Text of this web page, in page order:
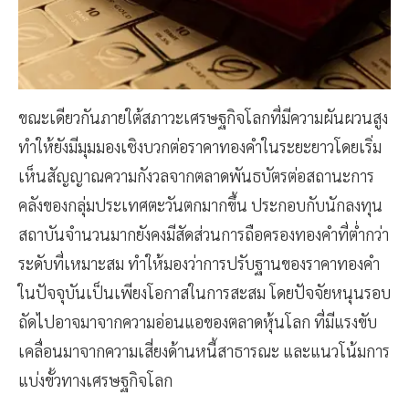
ขณะเดียวกันภายใต้สภาวะเศรษฐกิจโลกที่มีความผันผวนสูง
ทำให้ยังมีมุมมองเชิงบวกต่อราคาทองคำในระยะยาวโดยเริ่ม
เห็นสัญญาณความกังวลจากตลาดพันธบัตรต่อสถานะการ
คลังของกลุ่มประเทศตะวันตกมากขึ้น ประกอบกับนักลงทุน
สถาบันจำนวนมากยังคงมีสัดส่วนการถือครองทองคำที่ต่ำกว่า
ระดับที่เหมาะสม ทำให้มองว่าการปรับฐานของราคาทองคำ
ในปัจจุบันเป็นเพียงโอกาสในการสะสม โดยปัจจัยหนุนรอบ
ถัดไปอาจมาจากความอ่อนแอของตลาดหุ้นโลก ที่มีแรงขับ
เคลื่อนมาจากความเสี่ยงด้านหนี้สาธารณะ และแนวโน้มการ
แบ่งขั้วทางเศรษฐกิจโลก